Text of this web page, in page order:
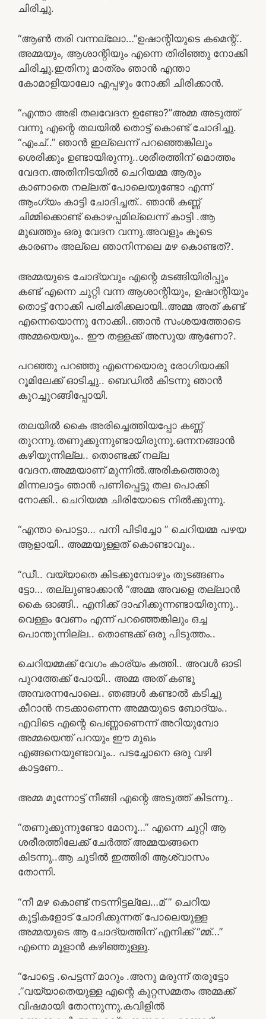
ചിരിച്ചു.
“ആൺ തരി വന്നല്ലോ…”ഉഷാന്റിയുടെ കമെന്റ്..
അമ്മയും, ആശാന്റിയും എന്നെ തിരിഞ്ഞു നോക്കി
ചിരിച്ചു.ഇതിനു മാത്രം ഞാൻ എന്താ
കോമാളിയാലോ എപ്പഴും നോക്കി ചിരിക്കാൻ.
“എന്താ അഭി തലവേദന ഉണ്ടോ?”അമ്മ അടുത്ത്
വന്നു എന്റെ തലയിൽ തൊട്ട് കൊണ്ട് ചോദിച്ചു.
“എംച്..” ഞാൻ ഇല്ലെന്ന് പറഞ്ഞെങ്കിലും
ശെരിക്കും ഉണ്ടായിരുന്നു..ശരീരത്തിന് മൊത്തം
വേദന.അതിനിടയിൽ ചെറിയമ്മ ആരും
കാണാതെ നല്ലത് പോലെയുണ്ടോ എന്ന്
ആംഗ്യം കാട്ടി ചോദിച്ചത്.. ഞാൻ കണ്ണ്
ചിമ്മിക്കൊണ്ട് കൊഴപ്പമില്ലെന്ന് കാട്ടി .ആ
മുഖത്തും ഒരു വേദന വന്നു.അവളും കൂടെ
കാരണം അല്ലെ ഞാനിന്നലെ മഴ കൊണ്ടത്?.
അമ്മയുടെ ചോദ്യവും എന്റെ മടങ്ങിയിരിപ്പും
കണ്ട് എന്നെ ചുറ്റി വന്ന ആശാന്റിയും, ഉഷാന്റിയും
തൊട്ട് നോക്കി പരിചരിക്കലായി..അമ്മ അത് കണ്ട്
എന്നെയൊന്നു നോക്കി..ഞാൻ സംശയത്തോടെ
അമ്മയെയും.. ഈ തള്ളക്ക് അസൂയ ആണോ?.
പറഞ്ഞു പറഞ്ഞു എന്നെയൊരു രോഗിയാക്കി
റൂമിലേക്ക് ഓടിച്ചു.. ബെഡിൽ കിടന്നു ഞാൻ
കുറച്ചുറങ്ങിപ്പോയി.
തലയിൽ കൈ അരിച്ചെത്തിയപ്പോ കണ്ണ്
തുറന്നു.തണുക്കുന്നുണ്ടായിരുന്നു.ഒന്നനങ്ങാൻ
കഴിയുന്നില്ല.. തൊണ്ടക്ക് നല്ല
വേദന.അമ്മയാണ് മുന്നിൽ.അരികത്തൊരു
മിന്നലാട്ടം ഞാൻ പണിപ്പെട്ടു തല പൊക്കി
നോക്കി.. ചെറിയമ്മ ചിരിയോടെ നിൽക്കുന്നു.
“എന്താ പൊട്ടാ… പനി പിടിച്ചോ ” ചെറിയമ്മ പഴയ
ആളായി.. അമ്മയുള്ളത് കൊണ്ടാവും..
“ഡീ.. വയ്യാതെ കിടക്കുമ്പോഴും തുടങ്ങണം
ട്ടോ… തല്ലുണ്ടാക്കാൻ “അമ്മ അവളെ തല്ലാൻ
കൈ ഓങ്ങി.. എനിക്ക് ദാഹിക്കുന്നണ്ടായിരുന്നു..
വെള്ളം വേണം എന്ന് പറഞ്ഞെങ്കിലും ഒച്ച
പൊന്തുന്നില്ല.. തൊണ്ടക്ക് ഒരു പിടുത്തം..
ചെറിയമ്മക്ക് വേഗം കാര്യം കത്തി.. അവൾ ഓടി
പുറത്തേക്ക് പോയി.. അമ്മ അത് കണ്ടു
അമ്പരന്നപോലെ.. ഞങ്ങൾ കണ്ടാൽ കടിച്ചു
കീറാൻ നടക്കാണെന്ന അമ്മയുടെ ബോദ്യം..
എവിടെ എന്റെ പെണ്ണാണെന്ന് അറിയുമ്പോ
അമ്മയെന്ത് പറയും ഈ മുഖം
എങ്ങനെയുണ്ടാവും.. പടച്ചോനെ ഒരു വഴി
കാട്ടണേ..
അമ്മ മുന്നോട്ട് നീങ്ങി എന്റെ അടുത്ത് കിടന്നു..
“തണുക്കുന്നുണ്ടോ മോനൂ…” എന്നെ ചുറ്റി ആ
ശരീരത്തിലേക്ക് ചേർത്ത് അമ്മയങ്ങനെ
കിടന്നു..ആ ചൂടിൽ ഇത്തിരി ആശ്വാസം
തോന്നി.
“നീ മഴ കൊണ്ട് നടന്നിട്ടല്ലേ…മ് ” ചെറിയ
കുട്ടികളോട് ചോദിക്കുന്നത് പോലെയുള്ള
അമ്മയുടെ ആ ചോദ്യത്തിന് എനിക്ക് “മ്മ്…”
എന്നെ മൂളാൻ കഴിഞ്ഞുള്ളു.
“പോട്ടെ .പെട്ടന്ന് മാറും .അനു മരുന്ന് തരുട്ടോ
.”വയ്യാതെയുള്ള എന്റെ കുറ്റസമ്മതം അമ്മക്ക്
വിഷമായി തോന്നുന്നു.കവിളിൽ